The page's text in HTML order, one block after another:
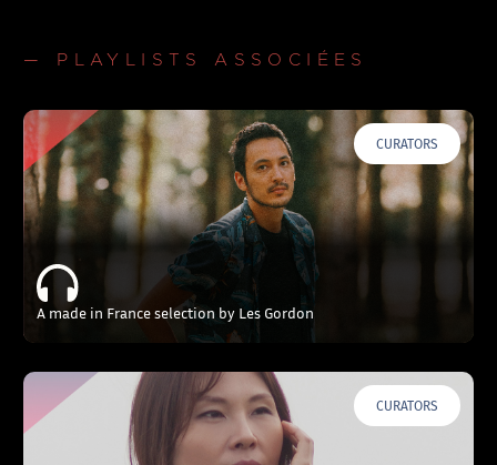
— PLAYLISTS ASSOCIÉES
CURATORS
A made in France selection by Les Gordon
CURATORS